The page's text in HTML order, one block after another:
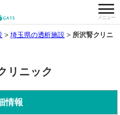
メニュー
施設を検索する
埼玉県の透析施設
所沢腎クリニ
リニック
情報